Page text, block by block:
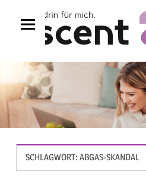
Inhalt
SCHLAGWORT: ABGAS-SKANDAL